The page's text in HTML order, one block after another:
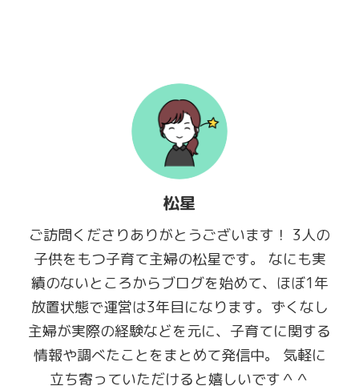
松星
ご訪問くださりありがとうございます！ 3人の
子供をもつ子育て主婦の松星です。 なにも実
績のないところからブログを始めて、ほぼ1年
放置状態で運営は3年目になります。ずくなし
主婦が実際の経験などを元に、子育てに関する
情報や調べたことをまとめて発信中。 気軽に
立ち寄っていただけると嬉しいです＾＾